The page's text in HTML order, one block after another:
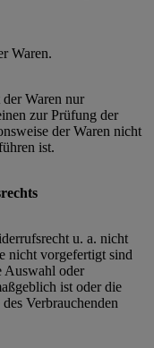
Waren.
Waren nur
zur Prüfung der
der Waren nicht
ist.
u. a. nicht
nicht vorgefertigt sind
Auswahl oder
ist oder die
Verbrauchenden